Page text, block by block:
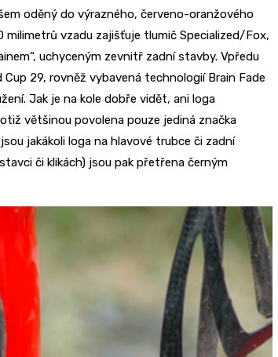
oděný do výrazného, červeno-oranžového
milimetrů vzadu zajišťuje tlumič Specialized/Fox,
uchyceným zevnitř zadní stavby. Vpředu
29, rovněž vybavená technologií Brain Fade
Jak je na kole dobře vidět, ani loga
většinou povolena pouze jediná značka
jakákoli loga na hlavové trubce či zadní
či klikách) jsou pak přetřena černým